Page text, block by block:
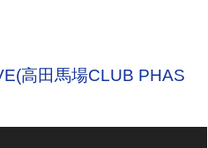
高田馬場CLUB PHAS